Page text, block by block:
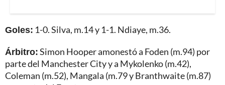
Goles: 1-0. Silva, m.14 y 1-1. Ndiaye, m.36.
Árbitro:Simon Hooper amonestó a Foden (m.94) por
parte del Manchester City y a Mykolenko (m.42),
Coleman (m.52), Mangala (m.79 y Branthwaite (m.87)